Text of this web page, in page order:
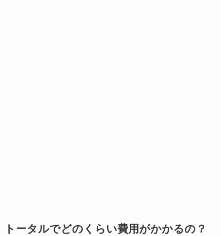
トータルでどのくらい費用がかかるの？